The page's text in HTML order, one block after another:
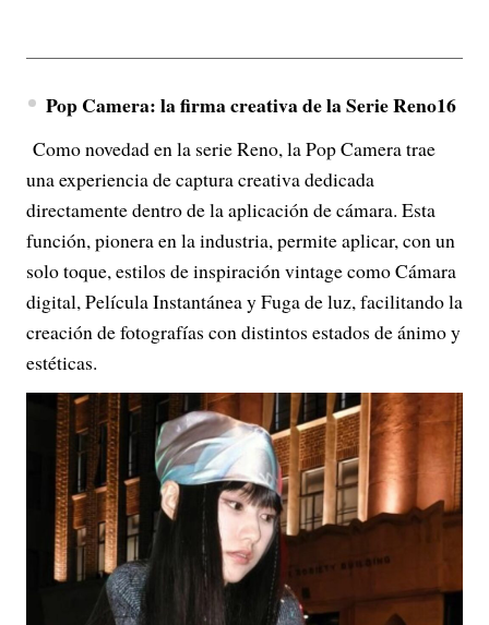
Pop Camera: la firma creativa de la Serie Reno16
Como novedad en la serie Reno, la Pop Camera trae
una experiencia de captura creativa dedicada
directamente dentro de la aplicación de cámara. Esta
función, pionera en la industria, permite aplicar, con un
solo toque, estilos de inspiración vintage como Cámara
digital, Película Instantánea y Fuga de luz, facilitando la
creación de fotografías con distintos estados de ánimo y
estéticas.